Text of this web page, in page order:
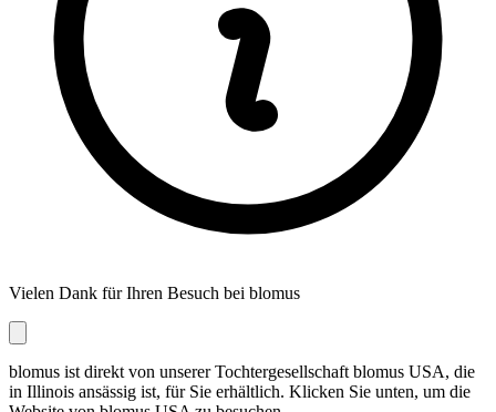
Vielen Dank für Ihren Besuch bei blomus
blomus ist direkt von unserer Tochtergesellschaft blomus USA, die
in Illinois ansässig ist, für Sie erhältlich. Klicken Sie unten, um die